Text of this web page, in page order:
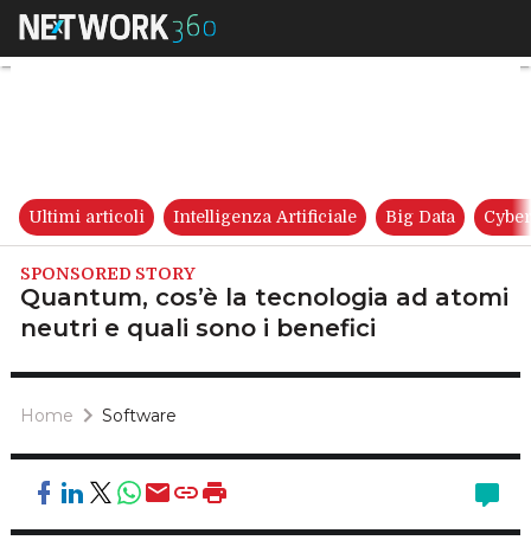
Quantum, cos’è la
Ultimi articoli Intelligenza Artificiale Big Data
SPONSORED STORY
Quantum, cos’è la tecnologia ad atomi
neutri e quali sono i benefici
Home Software